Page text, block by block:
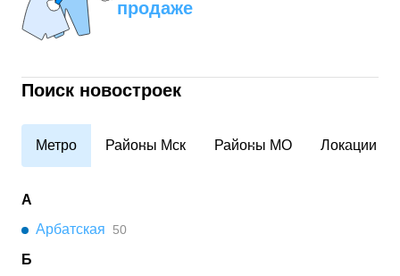
продаже
Поиск новостроек
Метро Районы Мск Районы МО Локации
А
Арбатская
50
Б